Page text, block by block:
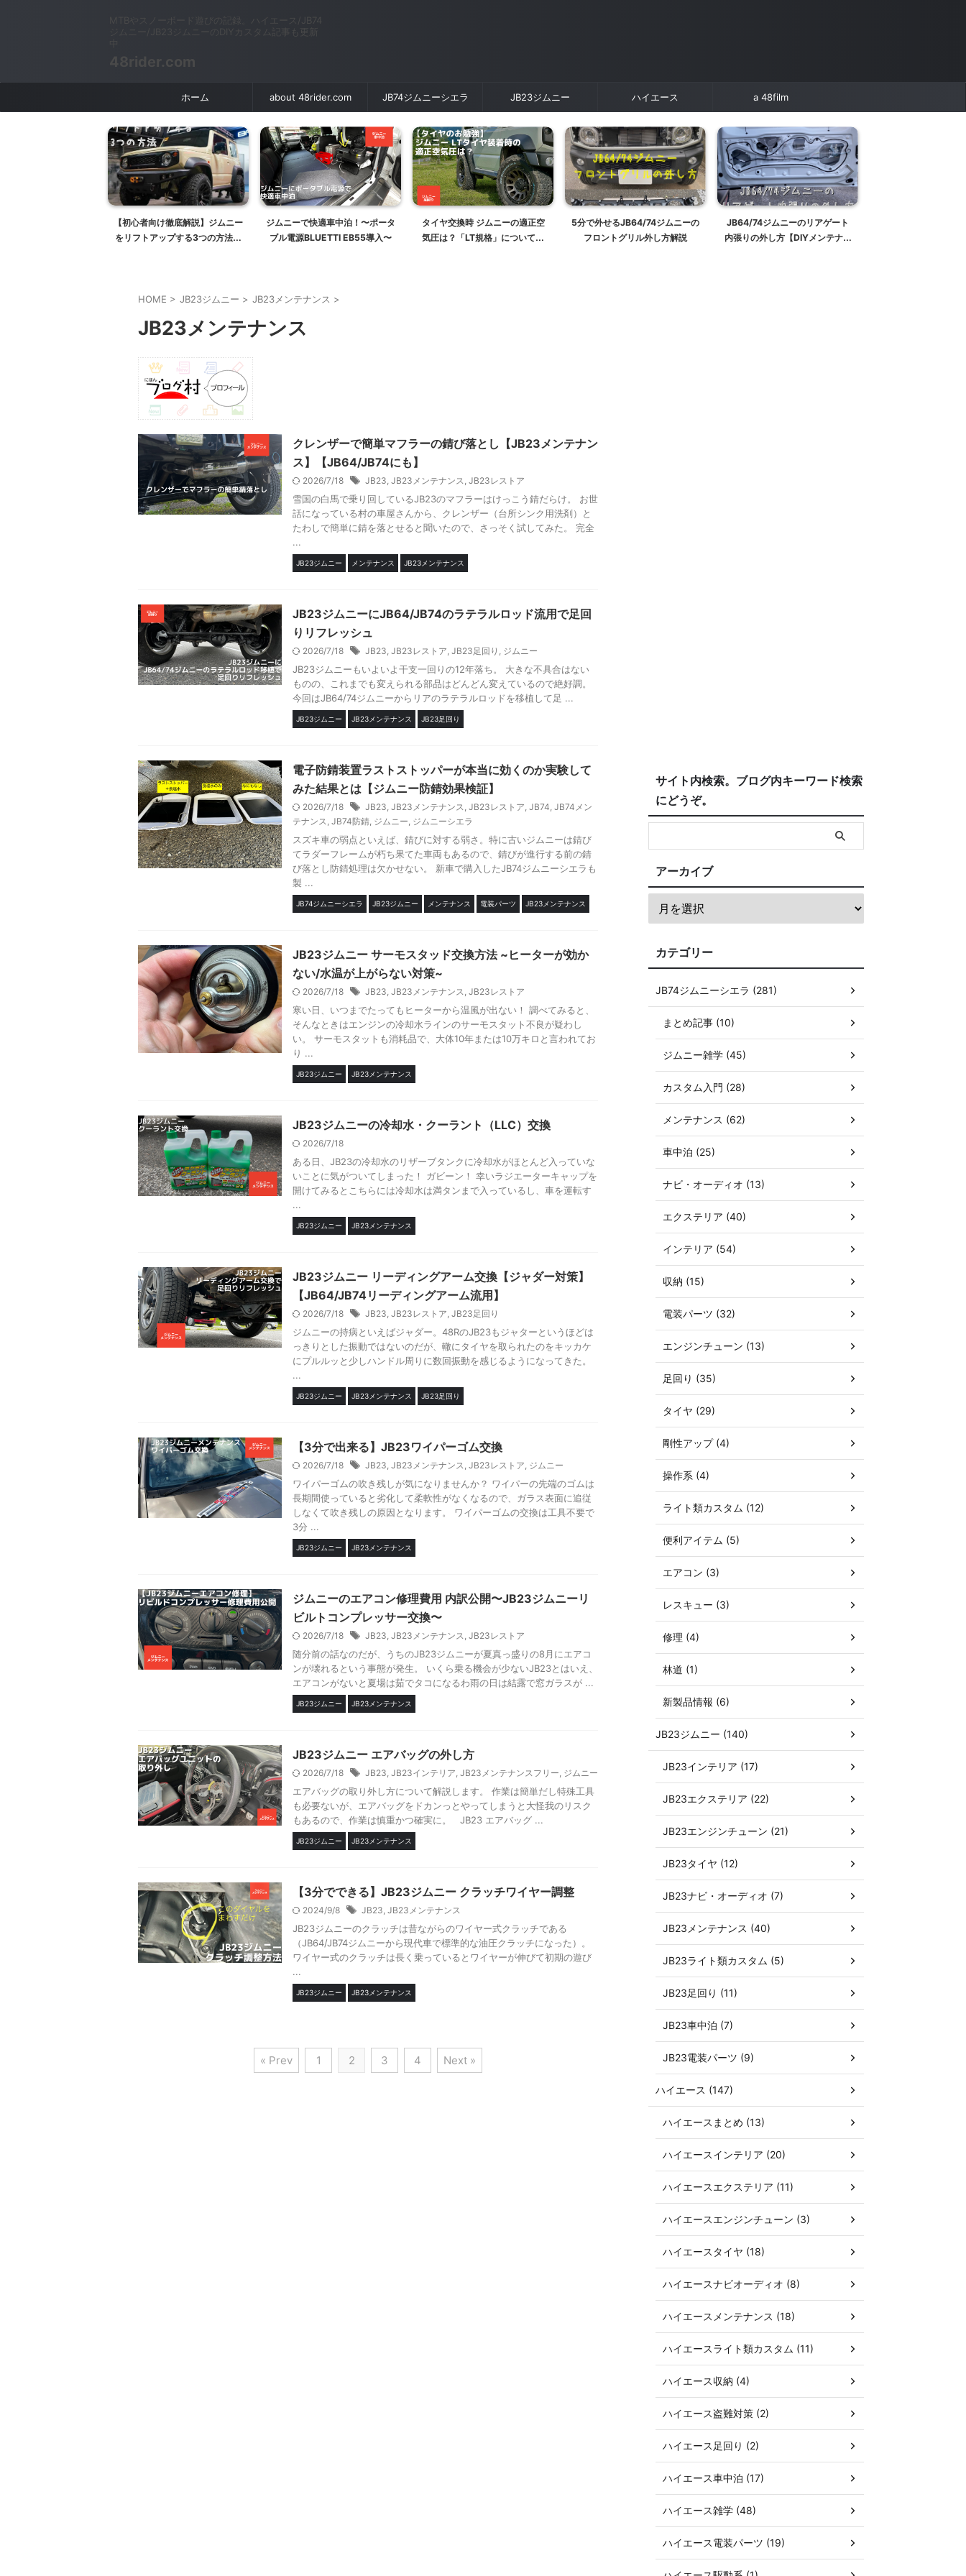
MTBやスノーボード遊びの記録。ハイエース/JB74
ジムニー/JB23ジムニーのDIYカスタム記事も更新
48rider.com
ホーム about 48rider.com JB74ジムニーシエラ JB23ジムニー ハイエース a 48film
【初心者向け徹底解説】ジムニー
をリフトアップする3つの方法と
ジムニーで快適車中泊！〜ポータ
ブル電源BLUETTI EB55導入〜
タイヤ交換時 ジムニーの適正空
気圧は？「LT規格」について詳
5分で外せるJB64/74ジムニーの
フロントグリル外し方解説
JB64/74ジムニーのリアゲート
内張りの外し方【DIYメンテナン
HOME > JB23ジムニー > JB23メンテナンス >
JB23メンテナンス
クレンザーで簡単マフラーの錆び落とし【JB23メンテナン
ス】【JB64/JB74にも】
2026/7/18 JB23 JB23メンテナンス JB23レストア
雪国の白馬で乗り回しているJB23のマフラーはけっこう錆だらけ。 お世
話になっている村の車屋さんから、クレンザー（台所シンク用洗剤）と
たわしで簡単に錆を落とせると聞いたので、さっそく試してみた。 完全
...
JB23ジムニー メンテナンス JB23メンテナンス
JB23ジムニーにJB64/JB74のラテラルロッド流用で足回
りリフレッシュ
2026/7/18 JB23 JB23レストア JB23足回り ジムニー
JB23ジムニーもいよいよ干支一回りの12年落ち。 大きな不具合はない
ものの、これまでも変えられる部品はどんどん変えているので絶好調。
今回はJB64/74ジムニーからリアのラテラルロッドを移植して足 ...
JB23ジムニー JB23メンテナンス JB23足回り
電子防錆装置ラストストッパーが本当に効くのか実験して
みた結果とは【ジムニー防錆効果検証】
2026/7/18 JB23 JB23メンテナンス JB23レストア JB74 JB74メン
テナンス JB74防錆 ジムニー ジムニーシエラ
スズキ車の弱点といえば、錆びに対する弱さ。特に古いジムニーは錆び
てラダーフレームが朽ち果てた車両もあるので、錆びが進行する前の錆
び落とし防錆処理は欠かせない。 新車で購入したJB74ジムニーシエラも
製 ...
JB74ジムニーシエラ JB23ジムニー メンテナンス 電装パーツ JB23メンテナンス
JB23ジムニー サーモスタッド交換方法 ~ヒーターが効か
ない/水温が上がらない対策~
2026/7/18 JB23 JB23メンテナンス JB23レストア
寒い日、いつまでたってもヒーターから温風が出ない！ 調べてみると、
そんなときはエンジンの冷却水ラインのサーモスタット不良が疑わし
い。 サーモスタットも消耗品で、大体10年または10万キロと言われてお
り ...
JB23ジムニー JB23メンテナンス
JB23ジムニーの冷却水・クーラント（LLC）交換
2026/7/18
ある日、JB23の冷却水のリザーブタンクに冷却水がほとんど入っていな
いことに気がついてしまった！ ガビーン！ 幸いラジエーターキャップを
開けてみるとこちらには冷却水は満タンまで入っているし、車を運転す
...
JB23ジムニー JB23メンテナンス
JB23ジムニー リーディングアーム交換【ジャダー対策】
【JB64/JB74リーディングアーム流用】
2026/7/18 JB23 JB23レストア JB23足回り
ジムニーの持病といえばジャダー。48RのJB23もジャターというほどは
っきりとした振動ではないのだが、轍にタイヤを取られたのをキッカケ
にプルルッと少しハンドル周りに数回振動を感じるようになってきた。
...
JB23ジムニー JB23メンテナンス JB23足回り
【3分で出来る】JB23ワイパーゴム交換
2026/7/18 JB23 JB23メンテナンス JB23レストア ジムニー
ワイパーゴムの吹き残しが気になりませんか？ ワイパーの先端のゴムは
長期間使っていると劣化して柔軟性がなくなるので、ガラス表面に追従
しなくて吹き残しの原因となります。 ワイパーゴムの交換は工具不要で
3分 ...
JB23ジムニー JB23メンテナンス
ジムニーのエアコン修理費用 内訳公開〜JB23ジムニーリ
ビルトコンプレッサー交換〜
2026/7/18 JB23 JB23メンテナンス JB23レストア
随分前の話なのだが、うちのJB23ジムニーが夏真っ盛りの8月にエアコ
ンが壊れるという事態が発生。 いくら乗る機会が少ないJB23とはいえ、
エアコンがないと夏場は茹でタコになるわ雨の日は結露で窓ガラスが ...
JB23ジムニー JB23メンテナンス
JB23ジムニー エアバッグの外し方
2026/7/18 JB23 JB23インテリア JB23メンテナンスフリー ジムニー
エアバッグの取り外し方について解説します。 作業は簡単だし特殊工具
も必要ないが、エアバッグをドカンっとやってしまうと大怪我のリスク
もあるので、作業は慎重かつ確実に。 JB23 エアバッグ ...
JB23ジムニー JB23メンテナンス
【3分でできる】JB23ジムニー クラッチワイヤー調整
2024/9/8 JB23 JB23メンテナンス
JB23ジムニーのクラッチは昔ながらのワイヤー式クラッチである
（JB64/JB74ジムニーから現代車で標準的な油圧クラッチになった）。
ワイヤー式のクラッチは長く乗っているとワイヤーが伸びて初期の遊び
...
JB23ジムニー JB23メンテナンス
« Prev 1 2 3 4 Next »
サイト内検索。ブログ内キーワード検索
にどうぞ。
アーカイブ
カテゴリー
JB74ジムニーシエラ (281)
まとめ記事 (10)
ジムニー雑学 (45)
カスタム入門 (28)
メンテナンス (62)
車中泊 (25)
ナビ・オーディオ (13)
エクステリア (40)
インテリア (54)
収納 (15)
電装パーツ (32)
エンジンチューン (13)
足回り (35)
タイヤ (29)
剛性アップ (4)
操作系 (4)
ライト類カスタム (12)
便利アイテム (5)
エアコン (3)
レスキュー (3)
修理 (4)
林道 (1)
新製品情報 (6)
JB23ジムニー (140)
JB23インテリア (17)
JB23エクステリア (22)
JB23エンジンチューン (21)
JB23タイヤ (12)
JB23ナビ・オーディオ (7)
JB23メンテナンス (40)
JB23ライト類カスタム (5)
JB23足回り (11)
JB23車中泊 (7)
JB23電装パーツ (9)
ハイエース (147)
ハイエースまとめ (13)
ハイエースインテリア (20)
ハイエースエクステリア (11)
ハイエースエンジンチューン (3)
ハイエースタイヤ (18)
ハイエースナビオーディオ (8)
ハイエースメンテナンス (18)
ハイエースライト類カスタム (11)
ハイエース収納 (4)
ハイエース盗難対策 (2)
ハイエース足回り (2)
ハイエース車中泊 (17)
ハイエース雑学 (48)
ハイエース電装パーツ (19)